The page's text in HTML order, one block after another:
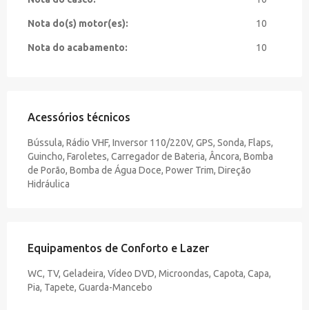
Nota do(s) motor(es): 10
Nota do acabamento: 10
Acessórios técnicos
Bússula, Rádio VHF, Inversor 110/220V, GPS, Sonda, Flaps,
Guincho, Faroletes, Carregador de Bateria, Âncora, Bomba
de Porão, Bomba de Água Doce, Power Trim, Direção
Hidráulica
Equipamentos de Conforto e Lazer
WC, TV, Geladeira, Vídeo DVD, Microondas, Capota, Capa,
Pia, Tapete, Guarda-Mancebo